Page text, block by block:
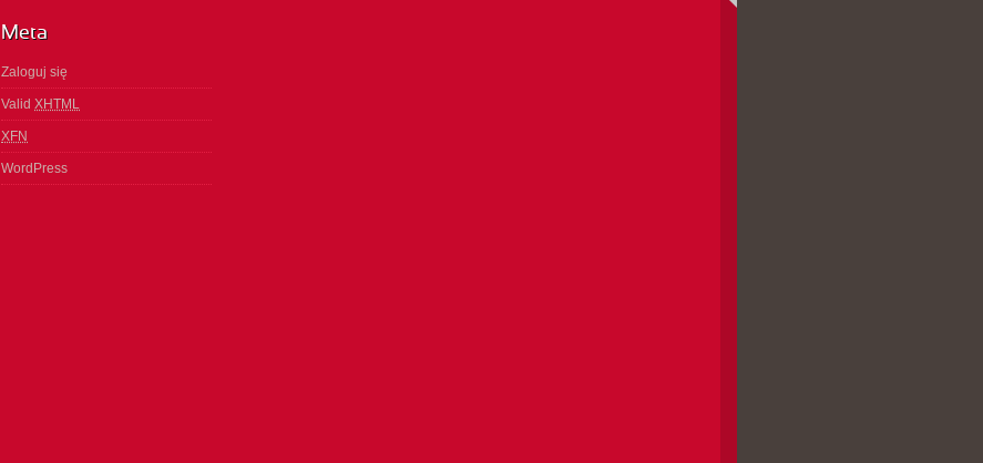
Meta
Zaloguj się
Valid XHTML
XFN
WordPress